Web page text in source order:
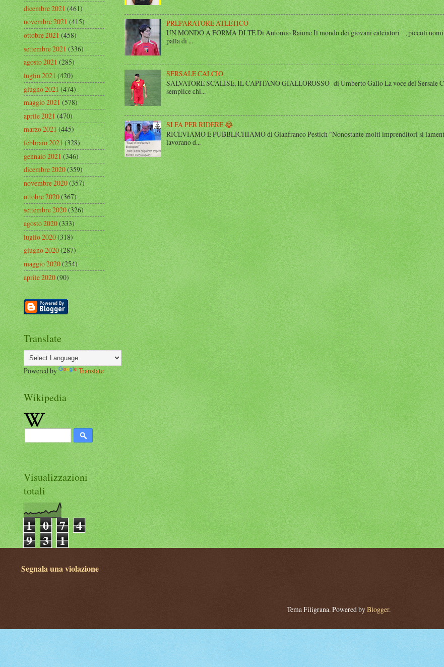
PREPARATORE ATLETICO
UN MONDO A FORMA DI TE Di Antomio Raione Il mondo dei giovani calciatori , piccoli
palla di ...
SERSALE CALCIO
SALVATORE SCALISE, IL CAPITANO GIALLOROSSO di Umberto Gallo La voce del Sersale
semplice chi...
SI FA PER RIDERE 😂
RICEVIAMO E PUBBLICHIAMO di Gianfranco Pestich "Nonostante molti imprenditori si
lavorano d...
dicembre 2021(461)
novembre 2021(415)
ottobre 2021(458)
settembre 2021(336)
agosto 2021(285)
luglio 2021(420)
giugno 2021(474)
maggio 2021(578)
aprile 2021(470)
marzo 2021(445)
febbraio 2021(328)
gennaio 2021(346)
dicembre 2020(359)
novembre 2020(357)
ottobre 2020(367)
settembre 2020(326)
agosto 2020(333)
luglio 2020(318)
giugno 2020(287)
maggio 2020(254)
aprile 2020(90)
Translate
Powered by Translate
Wikipedia
Visualizzazioni
totali
1 0 7 4
9 3 1
Segnala una violazione
Tema Filigrana. Powered byBlogger.